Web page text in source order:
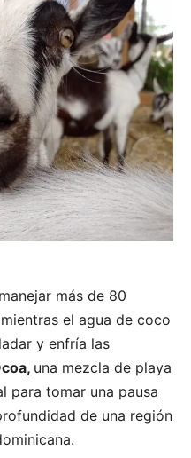
más de 80
el agua de coco
y enfría las
una mezcla de playa
para tomar una pausa
de una región